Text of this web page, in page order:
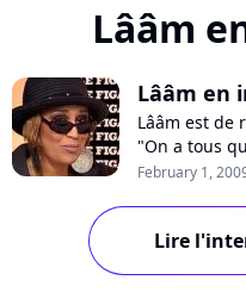
Lââm
Lââm en
Lââm est de
"On a tous
ses dix ans
de ce
ont permis
February 1,
Lire